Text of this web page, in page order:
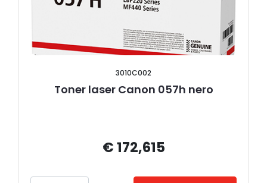
3010C002
Toner laser Canon 057h nero
€ 172,615